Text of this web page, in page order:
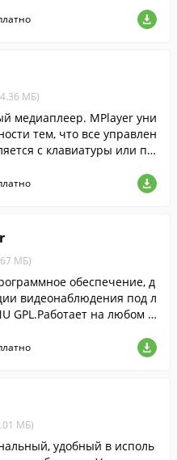
МБ)
медиаплеер. MPlayer уни
тем, что все управлен
с клавиатуры или пу
МБ)
обеспечение, д
видеонаблюдения под л
GPL.Работает на любом д
МБ)
удобный в исполь